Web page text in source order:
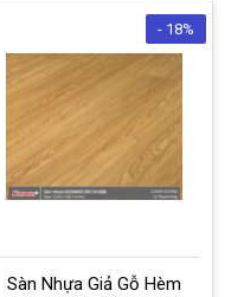
- 18%
Sàn Nhựa Giả Gỗ Hèm